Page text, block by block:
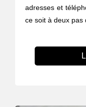
adresses et
ce soit à deux pas